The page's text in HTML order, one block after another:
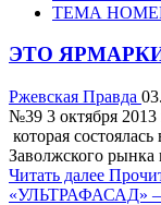
ТЕМА
ЭТО
Ржевская Правда
№39 3 октября 2013
которая
Заволжского рынка
Читать далее
«УЛЬТРАФАСАД»